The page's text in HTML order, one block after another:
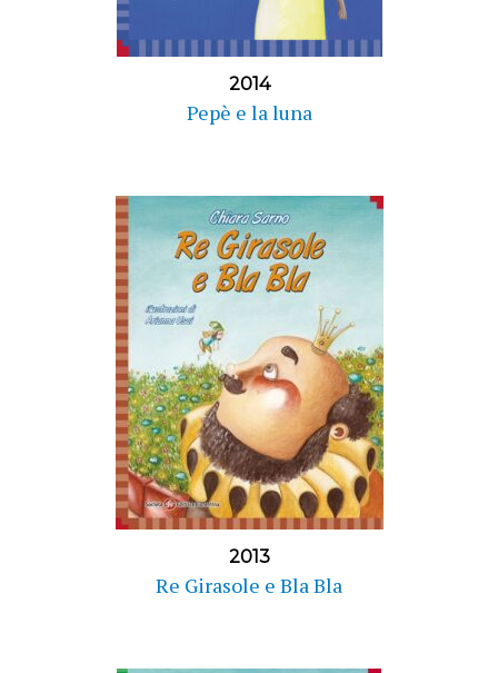
2014
Pepè e la luna
2013
Re Girasole e Bla Bla